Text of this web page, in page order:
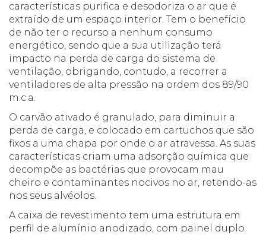
características purifica e desodoriza o ar que é
extraído de um espaço interior. Tem o benefício
de não ter o recurso a nenhum consumo
energético, sendo que a sua utilização terá
impacto na perda de carga do sistema de
ventilação, obrigando, contudo, a recorrer a
ventiladores de alta pressão na ordem dos 89/90
m.c.a.
O carvão ativado é granulado, para diminuir a
perda de carga, e colocado em cartuchos que são
fixos a uma chapa por onde o ar atravessa. As suas
características criam uma adsorção química que
decompõe as bactérias que provocam mau
cheiro e contaminantes nocivos no ar, retendo-as
nos seus alvéolos.
A caixa de revestimento tem uma estrutura em
perfil de alumínio anodizado, com painel duplo